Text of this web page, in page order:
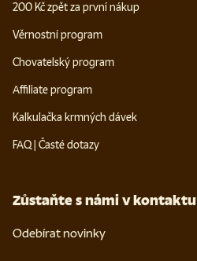
200 Kč zpět za první nákup
Věrnostní program
Chovatelský program
Affiliate program
Kalkulačka krmných dávek
FAQ | Časté dotazy
Zůstaňte s námi v kontaktu
Odebírat novinky